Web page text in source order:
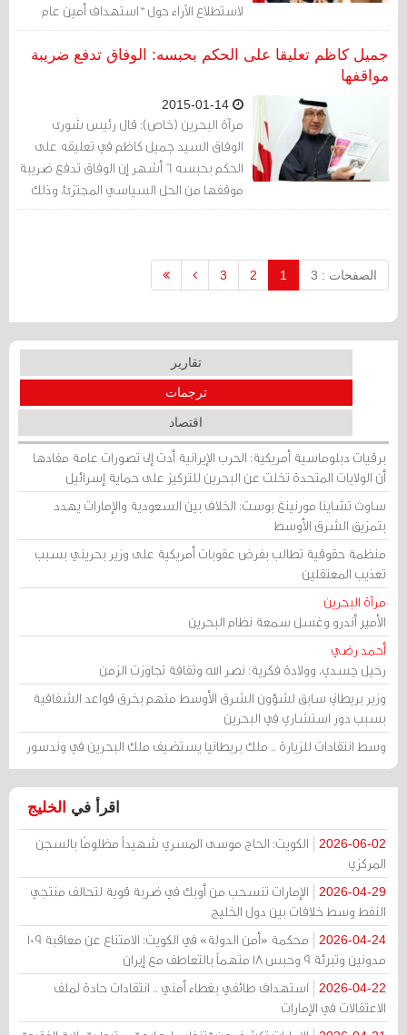
لاستطلاع الآراء حول "استهداف أمين عام
الوفاق الشيخ علي سلمان ورئيس شورى
الوفاق السيد جميل كاظم
جميل كاظم تعليقا على الحكم بحبسه: الوفاق تدفع ضريبة
مواقفها
مرآة البحرين (خاص): قال رئيس شورى
الوفاق ‏السيد جميل كاظم في تعليقه على
الحكم بحبسه 6 أشهر إن الوفاق تدفع ضريبة
موقفها من الحل السياسي المجتزئ، وذلك
عبر رفضها لوثيقة الأعيان والمشاركة في
الصفحات : 3 1
2
3
تقارير
ترجمات
اقتصاد
برقيات دبلوماسية أمريكية: الحرب الإيرانية أدت إلى تصورات عامة مفادها
أن الولايات المتحدة تخلت عن البحرين للتركيز على حماية إسرائيل
ساوث تشاينا مورنينغ بوست: الخلاف بين السعودية والإمارات يهدد
بتمزيق الشرق الأوسط
منظمة حقوقية تطالب بفرض عقوبات أمريكية على وزير بحريني بسبب
تعذيب المعتقلين
مرآة البحرين
الأمير أندرو وغسل سمعة نظام البحرين
أحمد رضي
رحيل جسدي، وولادة فكرية: نصر الله وثقافة تجاوزت الزمن
وزير بريطاني سابق لشؤون الشرق الأوسط متهم بخرق قواعد الشفافية
بسبب دور استشاري في البحرين
وسط انتقادات للزيارة .. ملك بريطانيا يستضيف ملك البحرين في وندسور
اقرأ في الخليج
2026-06-02
الكويت: الحاج موسى المسري شهيداً مظلومًا بالسجن
المركزي
2026-04-29
الإمارات تنسحب من أوبك في ضربة قوية لتحالف منتجي
النفط وسط خلافات بين دول الخليج
2026-04-24
محكمة «أمن الدولة» في الكويت: الامتناع عن معاقبة 109
مدونين وتبرئة 9 وحبس 18 متهماً بالتعاطف مع إيران
2026-04-22
استهداف طائفي بغطاء أمني .. انتقادات حادة لملف
الاعتقالات في الإمارات